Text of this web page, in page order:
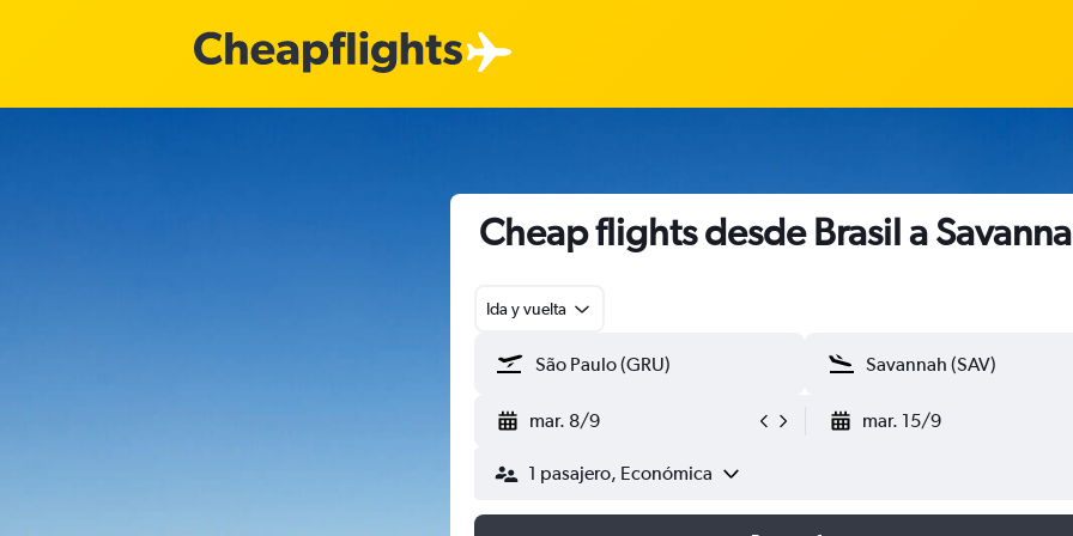
Cheap flights desde Brasil a
Ida y vuelta
mar. 8/9 mar. 15/9
1 pasajero, Económica